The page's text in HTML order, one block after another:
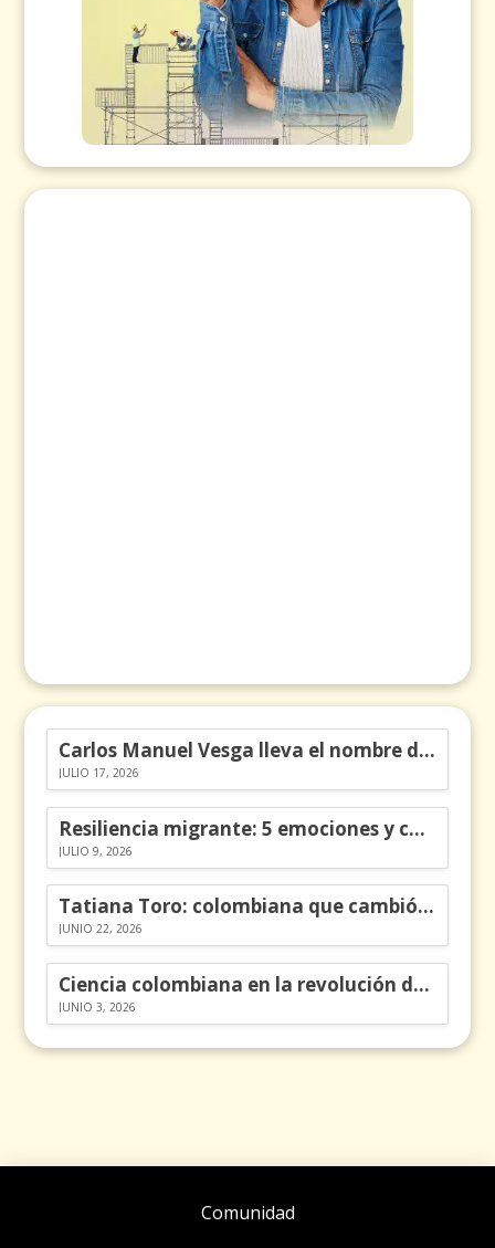
Carlos Manuel Vesga lleva el nombre de Colombia a los Emmy
JULIO 17, 2026
Resiliencia migrante: 5 emociones y cómo gestionarlas
JULIO 9, 2026
Tatiana Toro: colombiana que cambió la historia de las matemáticas
JUNIO 22, 2026
Ciencia colombiana en la revolución de los órganos en chips
JUNIO 3, 2026
Comunidad